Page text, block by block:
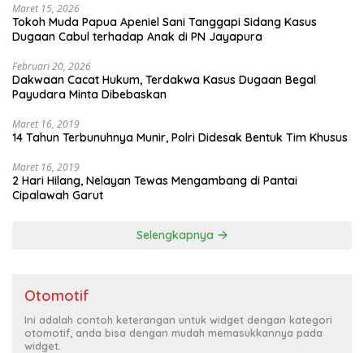
Maret 15, 2026
Tokoh Muda Papua Apeniel Sani Tanggapi Sidang Kasus
Dugaan Cabul terhadap Anak di PN Jayapura
Februari 20, 2026
Dakwaan Cacat Hukum, Terdakwa Kasus Dugaan Begal
Payudara Minta Dibebaskan
Maret 16, 2019
14 Tahun Terbunuhnya Munir, Polri Didesak Bentuk Tim Khusus
Maret 16, 2019
2 Hari Hilang, Nelayan Tewas Mengambang di Pantai
Cipalawah Garut
Selengkapnya
Otomotif
Ini adalah contoh keterangan untuk widget dengan kategori
otomotif, anda bisa dengan mudah memasukkannya pada
widget.